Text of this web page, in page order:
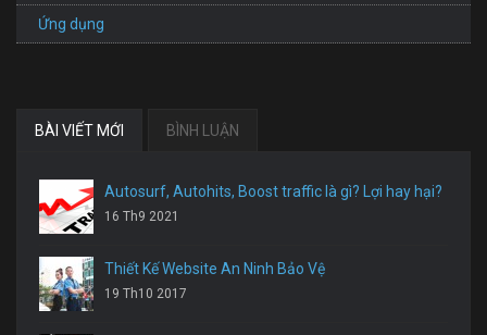
Ứng dụng
BÀI VIẾT MỚI BÌNH LUẬN
Autosurf, Autohits, Boost traffic là gì? Lợi hay hại?
16 Th9 2021
Thiết Kế Website An Ninh Bảo Vệ
19 Th10 2017